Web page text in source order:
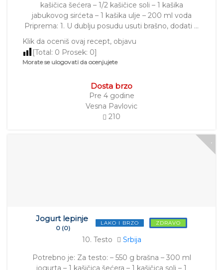
kašičica šećera – 1/2 kašičice soli – 1 kašika
jabukovog sirćeta – 1 kašika ulje – 200 ml voda
Priprema: 1. U dublju posudu usuti brašno, dodati …
Klik da oceniš ovaj recept, objavu
[Total: 0 Prosek: 0]
Morate se ulogovati da ocenjujete
Dosta brzo
Pre 4 godine
Vesna Pavlovic
210
Jogurt lepinje
0 (0)
LAKO I BRZO ZDRAVO
10. Testo
Srbija
Potrebno je: Za testo: – 550 g brašna – 300 ml
jogurta – 1 kašičica šećera – 1 kašičica soli – 1